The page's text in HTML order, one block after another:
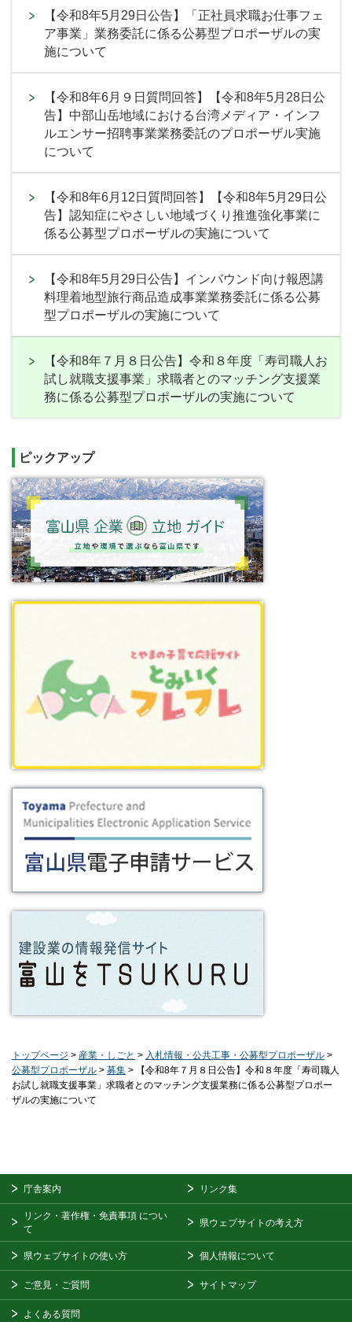
【令和8年5月29日公告】「正社員求職お仕事フェ
ア事業」業務委託に係る公募型プロポーザルの実
施について
【令和8年6月９日質問回答】【令和8年5月28日公
告】中部山岳地域における台湾メディア・インフ
ルエンサー招聘事業業務委託のプロポーザル実施
について
【令和8年6月12日質問回答】【令和8年5月29日公
告】認知症にやさしい地域づくり推進強化事業に
係る公募型プロポーザルの実施について
【令和8年5月29日公告】インバウンド向け報恩講
料理着地型旅行商品造成事業業務委託に係る公募
型プロポーザルの実施について
【令和8年７月８日公告】令和８年度「寿司職人お
試し就職支援事業」求職者とのマッチング支援業
務に係る公募型プロポーザルの実施について
ピックアップ
トップページ > 産業・しごと > 入札情報・公共工事・公募型プロポーザル >
公募型プロポーザル > 募集 > 【令和8年７月８日公告】令和８年度「寿司職人
お試し就職支援事業」求職者とのマッチング支援業務に係る公募型プロポー
ザルの実施について
庁舎案内 リンク集
リンク・著作権・免責事項 につい
て
県ウェブサイトの考え方
県ウェブサイトの使い方 個人情報について
ご意見・ご質問 サイトマップ
よくある質問